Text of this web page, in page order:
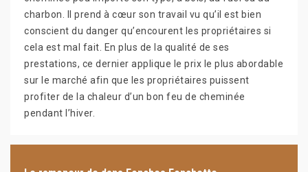
charbon. Il prend à cœur son travail vu qu’il est bien
conscient du danger qu’encourent les propriétaires si
cela est mal fait. En plus de la qualité de ses
prestations, ce dernier applique le prix le plus abordable
sur le marché afin que les propriétaires puissent
profiter de la chaleur d’un bon feu de cheminée
pendant l’hiver.